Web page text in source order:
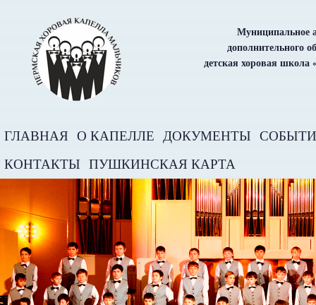
Муниципальное
дополнительного
детская хоровая школа
ГЛАВНАЯ О КАПЕЛЛЕ ДОКУМЕНТЫ
КОНТАКТЫ
ПУШКИНСКАЯ КАРТА